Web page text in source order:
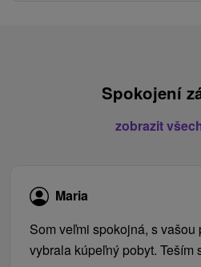
Spokojení
zobrazit
Maria
Som veľmi spokojná, s vašou
vybrala kúpeľný pobyt. Teším